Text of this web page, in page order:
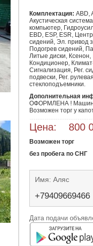
Комплектация: ABD,
Акустическая
компьютер,
EBD, ESP, ESR,
сидений, Эл. привод
Подогрев сидений,
Литые диски, Ксенон,
Кондиционер,
Сигнализация, Рег.
подвески, Рег.
стеклоподъемники.
Дополнительная
ОФОРМЛЕНА ! Машина
Возможен торг у
Цена: 800
Возможен торг
без пробега по СНГ
Имя: Аляс
+79409669466
Дата подачи